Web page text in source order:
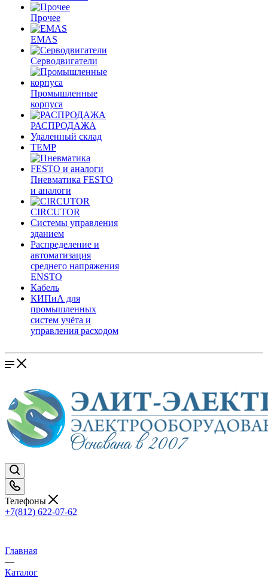
Прочее
EMAS
Cерводвигатели
Промышленные
корпуса
РАСПРОДАЖА
Удаленный склад
TEMP
Пневматика FESTO
и аналоги
CIRCUTOR
Системы управления
зданием
Распределение и
автоматизация
среднего напряжения
ENSTO
Кабель
КИПиА для
промышленных
систем учёта и
управления расходом
Телефоны
+7(812) 622-07-62
Главная
—
Каталог